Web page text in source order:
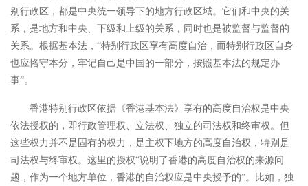
别行政区，都是中央统一领导下的地方行政区域。它们和中央的关
系，是地方和中央、下级和上级的关系，同时也是被监督与监督的
关系。根据基本法， “特别行政区享有高度自治，而特别行政区自身
也应恪守本分，牢记自己是中国的一部分，按照基本法的规定办
事”。
香港特别行政区依据《香港基本法》享有的高度自治权是中央
依法授权的，即行政管理权、立法权、独立的司法权和终审权。但
这些权力并不是固有的权力，是主权下地方的高度自治权，特别是
司法权与终审权。这里的授权“说明了香港的高度自治权的来源问
题，作为一个地方单位，香港的自治权应是中央授予的”。
比如，独